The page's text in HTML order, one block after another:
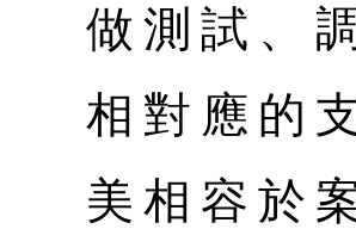
做測試、
相對應的
美相容於